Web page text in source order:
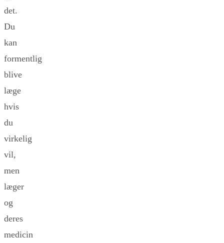
det.
Du
kan
formentlig
blive
læge
hvis
du
virkelig
vil,
men
læger
og
deres
medicin